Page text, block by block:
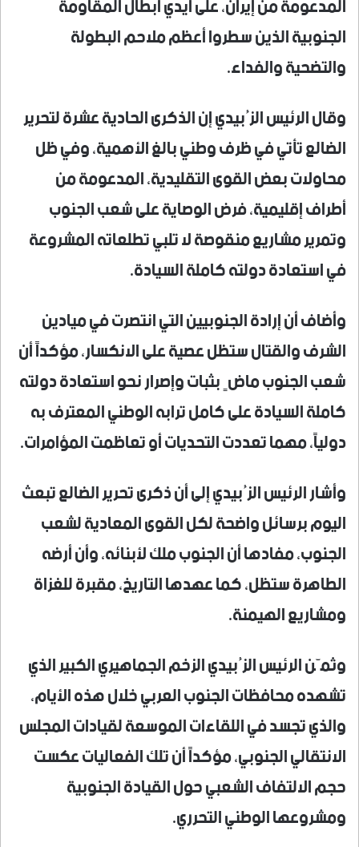
الجنوبية الذين سطروا أعظم ملاحم البطولة
والتضحية والفداء.
وقال الرئيس الزُبيدي إن الذكرى الحادية عشرة لتحرير
الضالع تأتي في ظرف وطني بالغ الأهمية، وفي ظل
محاولات بعض القوى التقليدية، المدعومة من
أطراف إقليمية، فرض الوصاية على شعب الجنوب
وتمرير مشاريع منقوصة لا تلبي تطلعاته المشروعة
في استعادة دولته كاملة السيادة.
وأضاف أن إرادة الجنوبيين التي انتصرت في ميادين
الشرف والقتال ستظل عصية على الانكسار، مؤكداً أن
شعب الجنوب ماضٍ بثبات وإصرار نحو استعادة دولته
كاملة السيادة على كامل ترابه الوطني المعترف به
دولياً، مهما تعددت التحديات أو تعاظمت المؤامرات.
وأشار الرئيس الزُبيدي إلى أن ذكرى تحرير الضالع تبعث
اليوم برسائل واضحة لكل القوى المعادية لشعب
الجنوب، مفادها أن الجنوب ملك لأبنائه، وأن أرضه
الطاهرة ستظل، كما عهدها التاريخ، مقبرة للغزاة
ومشاريع الهيمنة.
وثمّن الرئيس الزُبيدي الزخم الجماهيري الكبير الذي
تشهده محافظات الجنوب العربي خلال هذه الأيام،
والذي تجسد في اللقاءات الموسعة لقيادات المجلس
الانتقالي الجنوبي، مؤكداً أن تلك الفعاليات عكست
حجم الالتفاف الشعبي حول القيادة الجنوبية
ومشروعها الوطني التحرري.